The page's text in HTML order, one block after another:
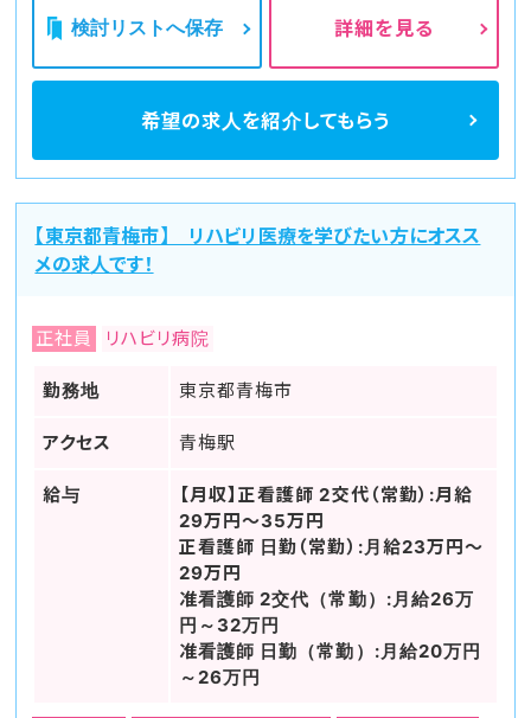
検討リストへ保存 詳細を見る
希望の求人を紹介してもらう
【東京都青梅市】 リハビリ医療を学びたい方にオスス
メの求人です！
正社員 リハビリ病院
勤務地 東京都青梅市
アクセス 青梅駅
給与
【月収】正看護師 2交代（常勤）:月給
29万円～35万円
正看護師 日勤（常勤）:月給23万円～
29万円
准看護師 2交代（常勤）:月給26万
円～32万円
准看護師 日勤（常勤）:月給20万円
～26万円